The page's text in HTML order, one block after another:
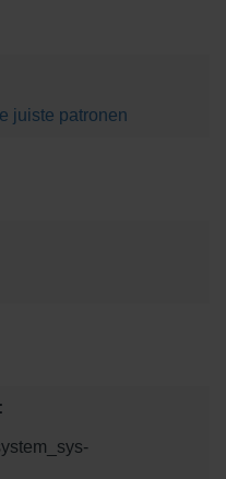
juiste patronen